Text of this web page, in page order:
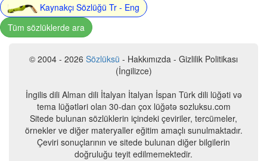
Kaynakçı Sözlüğü Tr - Eng
Tüm sözlüklerde ara
© 2004 - 2026 Sözlüksü - Hakkımızda - Gizlilik Politikası
(İngilizce)
İngilis dili Alman dili İtalyan İtalyan İspan Türk dili lüğəti və
tema lüğətləri olan 30-dan çox lüğətə sozluksu.com
Sitede bulunan sözlüklerin içindeki çeviriler, tercümeler,
örnekler ve diğer materyaller eğitim amaçlı sunulmaktadır.
Çeviri sonuçlarının ve sitede bulunan diğer bilgilerin
doğruluğu teyit edilmemektedir.